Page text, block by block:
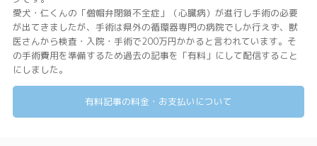
愛犬・仁くんの「僧帽弁閉鎖不全症」（心臓病）が進行し手術の必要
が出てきましたが、手術は県外の循環器専門の病院でしか行えず、獣
医さんから検査・入院・手術で200万円かかると言われています。そ
の手術費用を準備するため過去の記事を「有料」にして配信すること
にしました。
有料記事の料金・お支払いについて